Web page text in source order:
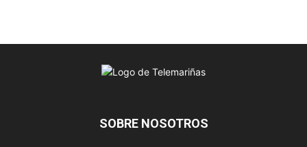
SOBRE NOSOTROS